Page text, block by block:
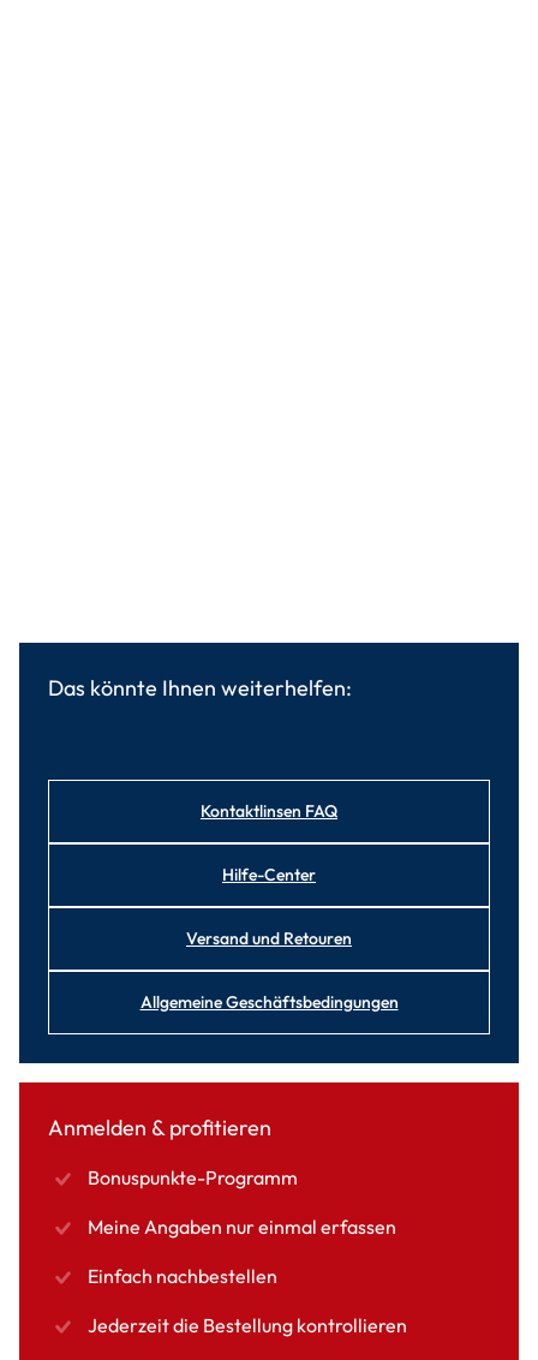
Das könnte Ihnen weiterhelfen:
Kontaktlinsen FAQ
Hilfe-Center
Versand und Retouren
Allgemeine Geschäftsbedingungen
Anmelden & profitieren
Bonuspunkte-Programm
Meine Angaben nur einmal erfassen
Einfach nachbestellen
Jederzeit die Bestellung kontrollieren